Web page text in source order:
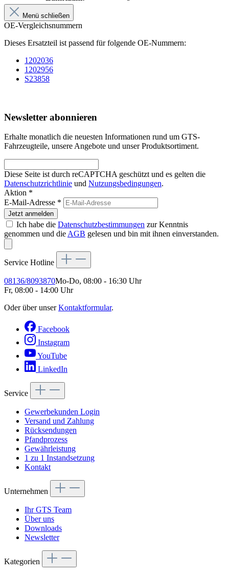
Menü schließen
OE-Vergleichsnummern
Dieses Ersatzteil ist passend für folgende OE-Nummern:
1202036
1202956
S23858
Newsletter abonnieren
Erhalte monatlich die neuesten Informationen rund um GTS-
Fahrzeugteile, unsere Angebote und unser Produktsortiment.
Diese Seite ist durch reCAPTCHA geschützt und es gelten die
Datenschutzrichtlinie und Nutzungsbedingungen.
Aktion *
E-Mail-Adresse *
Jetzt anmelden
Ich habe die Datenschutzbestimmungen zur Kenntnis
genommen und die AGB gelesen und bin mit ihnen einverstanden.
Service Hotline
08136/8093870Mo-Do, 08:00 - 16:30 Uhr
Fr, 08:00 - 14:00 Uhr
Oder über unserKontaktformular.
Facebook
Instagram
YouTube
LinkedIn
Service
Gewerbekunden Login
Versand und Zahlung
Rücksendungen
Pfandprozess
Gewährleistung
1 zu 1 Instandsetzung
Kontakt
Unternehmen
Ihr GTS Team
Über uns
Downloads
Newsletter
Kategorien